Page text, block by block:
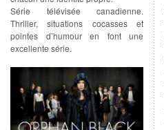
Série télévisée canadienne.
Thriller, situations cocasses et
pointes d’humour en font une
excellente série.